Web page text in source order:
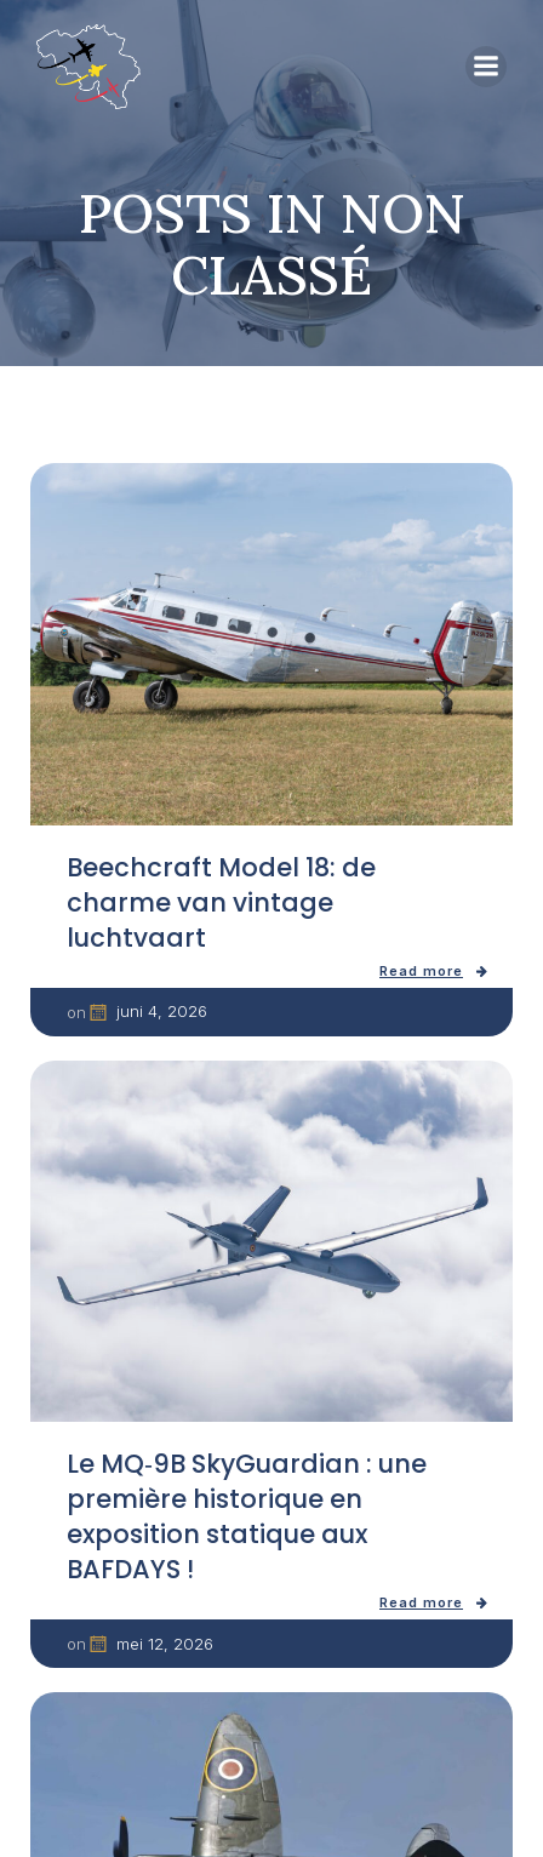
POSTS IN NON
CLASSÉ
Beechcraft Model 18: de
charme van vintage
luchtvaart
Read more
on juni 4, 2026
Le MQ‑9B SkyGuardian : une
première historique en
exposition statique aux
BAFDAYS !
Read more
on mei 12, 2026